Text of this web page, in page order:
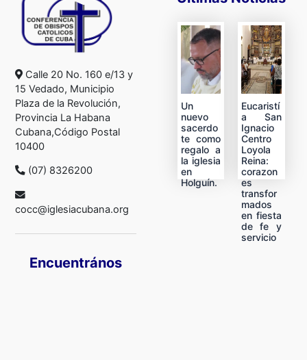
Calle 20 No. 160 e/13 y
15 Vedado, Municipio
Plaza de la Revolución,
Provincia La Habana
Cubana,Código Postal
10400
(07) 8326200
cocc@iglesiacubana.org
Un
nuevo
sacerdo
te como
regalo a
la iglesia
en
Holguín.
Eucaristí
a San
Ignacio
Centro
Loyola
Reina:
corazon
es
transfor
mados
en fiesta
de fe y
servicio
Encuentrános